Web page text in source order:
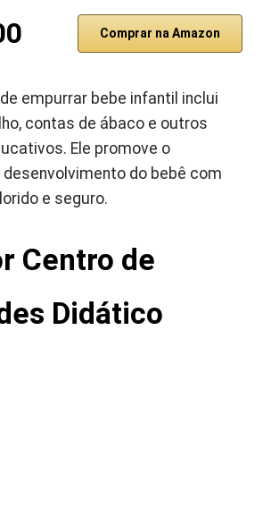
Comprar na Amazon
empurrar bebe infantil inclui
contas de ábaco e outros
Ele promove o
desenvolvimento do bebê com
e seguro.
Centro de
Didático